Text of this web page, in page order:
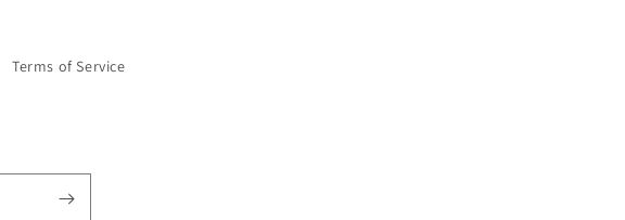
Terms of Service